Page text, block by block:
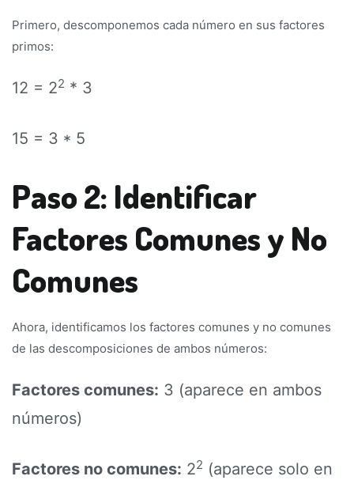
Primero, descomponemos cada número en sus factores
primos:
12 = 22 * 3
15 = 3 * 5
Paso 2: Identificar
Factores Comunes y No
Comunes
Ahora, identificamos los factores comunes y no comunes
de las descomposiciones de ambos números:
Factores comunes: 3 (aparece en ambos
números)
Factores no comunes: 22 (aparece solo en